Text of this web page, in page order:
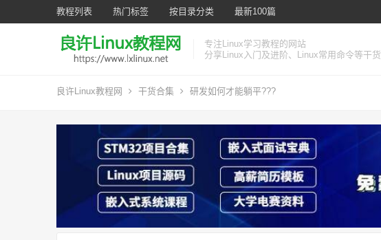
教程列表 热门标签 按目录分类 最新100篇
专注Linux学习教程的网站
分享Linux入门及进阶、Linux常用命令等干货
良许Linux教程网 干货合集 研发如何才能躺平???